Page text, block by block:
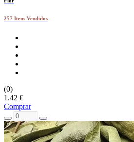
257 Itens Vendidos
(0)
1.42 €
Comprar